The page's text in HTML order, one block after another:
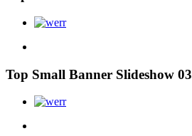
Top Small Banner Slideshow 03